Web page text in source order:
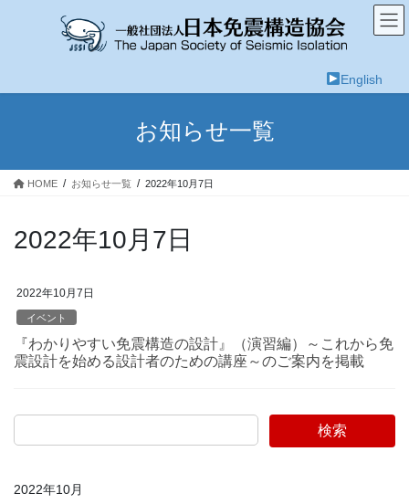
English
お知らせ一覧
HOME お知らせ一覧 2022年10月7日
2022年10月7日
2022年10月7日
イベント
『わかりやすい免震構造の設計』（演習編）～これから免
震設計を始める設計者のための講座～のご案内を掲載
検索
2022年10月